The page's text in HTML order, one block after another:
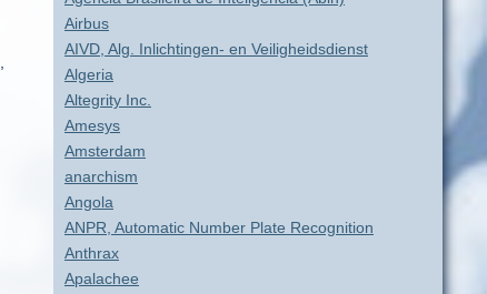
Airbus
AIVD, Alg. Inlichtingen- en Veiligheidsdienst
Algeria
Altegrity Inc.
Amesys
Amsterdam
anarchism
Angola
ANPR, Automatic Number Plate Recognition
Anthrax
Apalachee